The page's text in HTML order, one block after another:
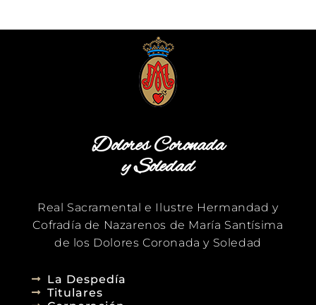
Dolores Coronada
y Soledad
Real Sacramental e Ilustre Hermandad y
Cofradía de Nazarenos de María Santísima
de los Dolores Coronada y Soledad
La Despedía
Titulares